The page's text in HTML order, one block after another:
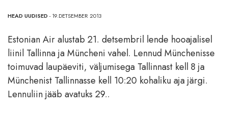
HEAD UUDISED - 19.DETSEMBER 2013
Estonian Air alustab 21. detsembril lende hooajalisel
liinil Tallinna ja Müncheni vahel. Lennud Münchenisse
toimuvad laupäeviti, väljumisega Tallinnast kell 8 ja
Münchenist Tallinnasse kell 10:20 kohaliku aja järgi.
Lennuliin jääb avatuks 29..